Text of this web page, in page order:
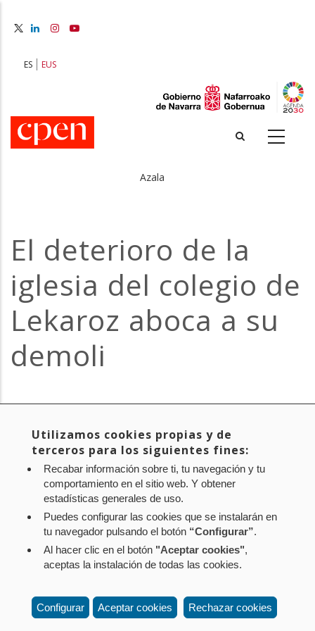
content
ES EUS
Azala
El deterioro de la
iglesia del colegio de
Lekaroz aboca a su
demoli
Diario de Navarra
Política de privacidad
Política de cookies
Contacto: Paseo de Sarasate nº 38, 2º Dcha - 31001
Pamplona (Navarra) Tel.: 848 42 08 72
Utilizamos cookies propias y de
terceros para los siguientes fines:
Recabar información sobre ti, tu navegación y tu
comportamiento en el sitio web. Y obtener
estadísticas generales de uso.
Puedes configurar las cookies que se instalarán en
tu navegador pulsando el botón “Configurar”.
Al hacer clic en el botón "Aceptar cookies",
aceptas la instalación de todas las cookies.
Configurar Aceptar cookies Rechazar cookies